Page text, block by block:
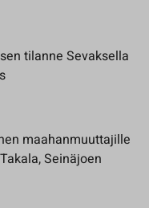
tilanne Sevaksella
maahanmuuttajille
Seinäjoen